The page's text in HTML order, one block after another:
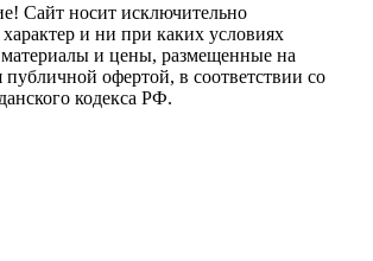
i
вагона
Видео не
равнодушным
дочери
Сайт носит исключительно
и ни при каких условиях
и цены, размещенные на
публичной офертой, в соответствии со
кодекса РФ.